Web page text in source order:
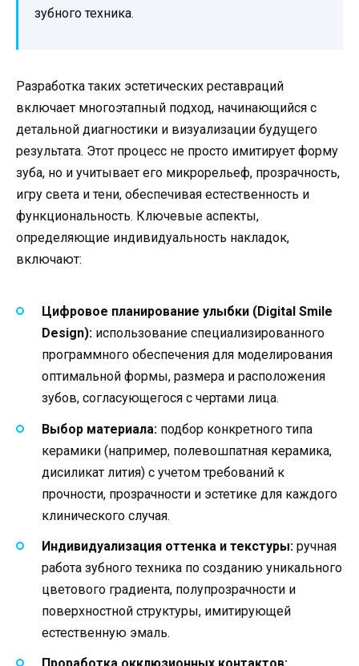
зубного техника.
Разработка таких эстетических реставраций
включает многоэтапный подход, начинающийся с
детальной диагностики и визуализации будущего
результата. Этот процесс не просто имитирует форму
зуба, но и учитывает его микрорельеф, прозрачность,
игру света и тени, обеспечивая естественность и
функциональность. Ключевые аспекты,
определяющие индивидуальность накладок,
включают:
Цифровое планирование улыбки (Digital Smile
Design): использование специализированного
программного обеспечения для моделирования
оптимальной формы, размера и расположения
зубов, согласующегося с чертами лица.
Выбор материала: подбор конкретного типа
керамики (например, полевошпатная керамика,
дисиликат лития) с учетом требований к
прочности, прозрачности и эстетике для каждого
клинического случая.
Индивидуализация оттенка и текстуры: ручная
работа зубного техника по созданию уникального
цветового градиента, полупрозрачности и
поверхностной структуры, имитирующей
естественную эмаль.